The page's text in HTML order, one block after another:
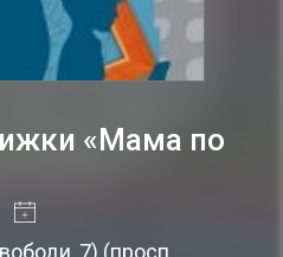
«Мама по
7) (просп.